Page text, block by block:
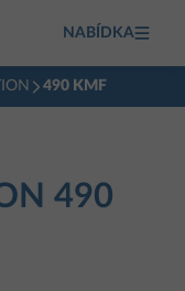
NABÍDKA
490 KMF
490